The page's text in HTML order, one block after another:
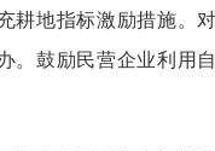
耕地指标激励措施。
。鼓励民营企业利用